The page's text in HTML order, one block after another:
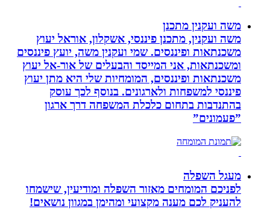
משה ועקנין מתכנן
משה ועקנין, מתכנן פיננסי, אשקלון, אוראל יעוץ
משכנתאות ופיננסים. שמי ועקנין משה, יועץ פיננסים
ומשכנתאות, אני המייסד והבעלים של אור-אל יעוץ
משכנתאות ופיננסים, המומחיות שלי היא מתן יעוץ
פיננסי למשפחות ולארגונים. בנוסף לכך עוסק
בהתנדבות בתחום כלכלת המשפחה דרך ארגון
”פעמונים”
מעגל השפלה
לפניכם המומחים מאזור השפלה ומודיעין, שישמחו
להעניק לכם מענה מקצועי ומהימן במגוון נושאים!